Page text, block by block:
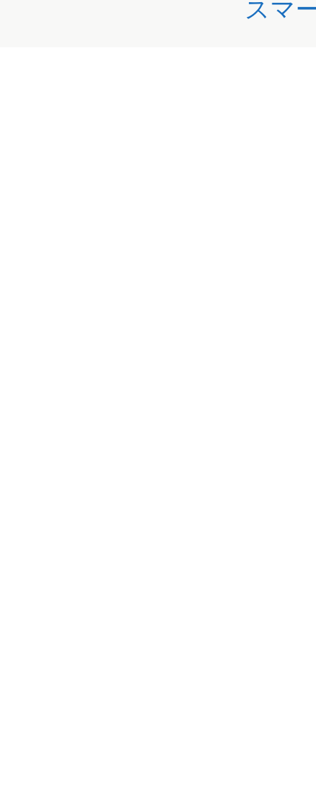
スマ